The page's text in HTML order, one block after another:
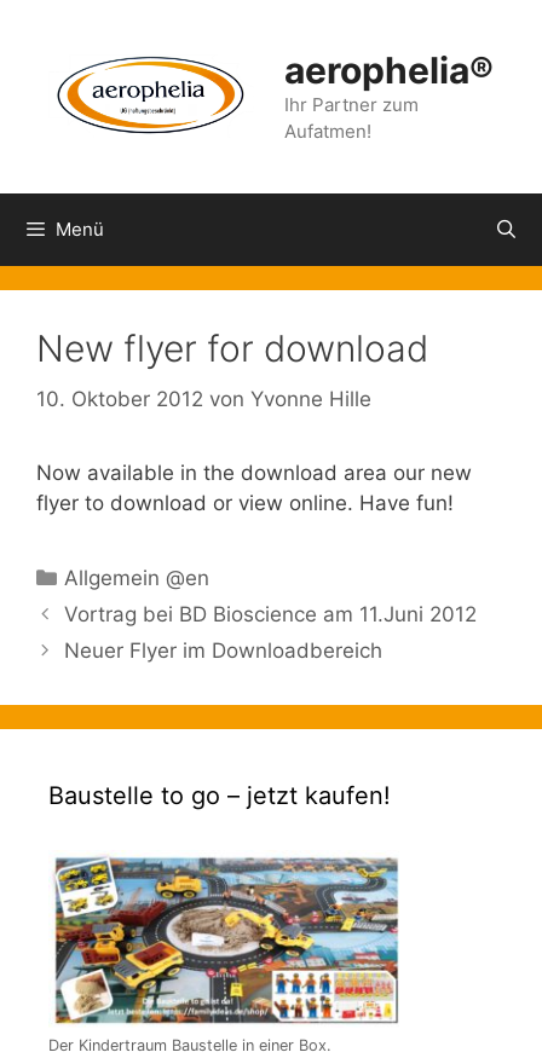
springen
aerophelia®
Ihr Partner zum
Aufatmen!
Menü
New flyer for download
10. Oktober 2012 von Yvonne Hille
Now available in the download area our new
flyer to download or view online. Have fun!
Kategorien
Allgemein @en
Vortrag bei BD Bioscience am 11.Juni 2012
Neuer Flyer im Downloadbereich
Baustelle to go – jetzt kaufen!
Der Kindertraum Baustelle in einer Box.